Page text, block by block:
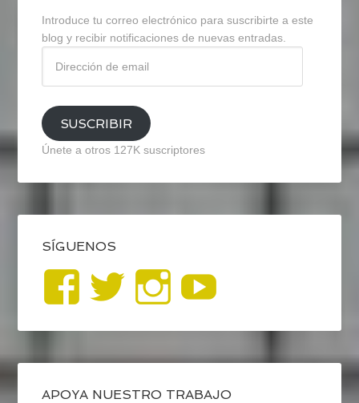
Introduce tu correo electrónico para suscribirte a este
blog y recibir notificaciones de nuevas entradas.
email
SUSCRIBIR
Únete a otros 127K suscriptores
SÍGUENOS
Ver
perfil
de
Ver
perfil
de
Ver
perfil
de
APOYA NUESTRO TRABAJO